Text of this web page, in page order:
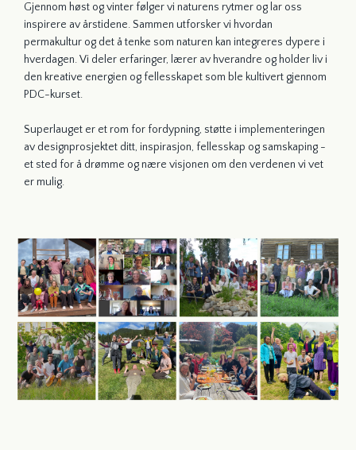
Gjennom høst og vinter følger vi naturens rytmer og lar oss
inspirere av årstidene. Sammen utforsker vi hvordan
permakultur og det å tenke som naturen kan integreres dypere i
hverdagen. Vi deler erfaringer, lærer av hverandre og holder liv i
den kreative energien og fellesskapet som ble kultivert gjennom
PDC-kurset.
Superlauget er et rom for fordypning, støtte i implementeringen
av designprosjektet ditt, inspirasjon, fellesskap og samskaping -
et sted for å drømme og nære visjonen om den verdenen vi vet
er mulig.